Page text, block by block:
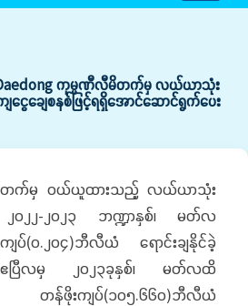
Daedong ကုမ္ပဏီလီမိတက်မှ လယ်ယာသုံး
ေချေစနစ်ဖြင့်ရရှိအောင်ဆောင်ရွက်ပေး
မိတက်မှ ဝယ်ယူထားသည့် လယ်ယာသုံး
၂၀၂၂-၂၀၂၃ ဘဏ္ဍာနှစ်၊ မတ်လ
ျပ်(၀.၂၀၄)ဘီလီယံ ရောင်းချနိုင်ခဲ့
ဧပြီလမှ ၂၀၂၃ခုနှစ်၊ မတ်လထိ
း၊ တန်ဖိုးကျပ်(၁၀၅.၆၆၀)ဘီလီယံ